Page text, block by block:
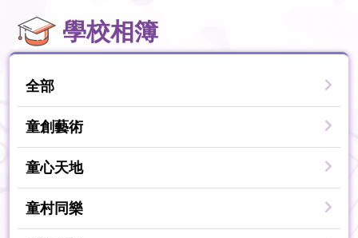
學校相簿
全部
童創藝術
童心天地
童村同樂